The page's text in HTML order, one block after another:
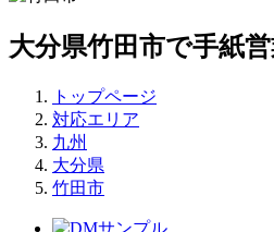
大分県竹田市で手紙
トップページ
対応エリア
九州
大分県
竹田市